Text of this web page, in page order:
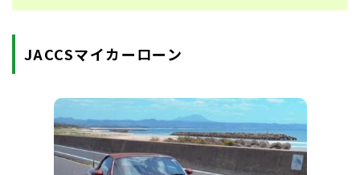
JACCSマイカーローン